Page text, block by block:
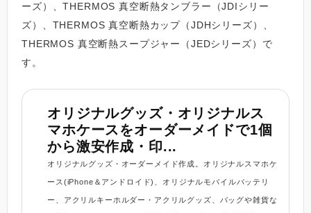
ーズ）、THERMOS 真空断熱タンブラー（JDIシリー
ズ）、THERMOS 真空断熱カップ（JDHシリーズ）、
THERMOS 真空断熱スープジャー（JEDシリーズ）で
す。
オリジナルグッズ・オリジナルス
マホケースをオーダーメイドで1個
から激安作成・印...
オリジナルグッズ・オーダーメイド作成。オリジナルスマホケ
ース(iPhone＆アンドロイド)、オリジナルモバイルバッテリ
ー、アクリルキーホルダー・アクリルグッズ、バッグや雑貨な